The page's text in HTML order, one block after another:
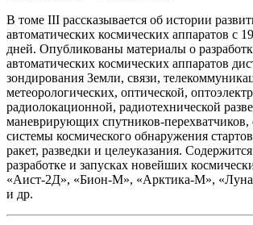
В томе III рассказывается об истории
автоматических космических аппаратов с
дней. Опубликованы материалы о
автоматических космических аппаратов
зондирования Земли, связи,
метеорологических, оптической,
радиолокационной, радиотехнической
маневрирующих спутников-перехватчиков,
системы космического обнаружения
ракет, разведки и целеуказания.
разработке и запусках новейших
«Аист-2Д», «Бион-М», «Арктика-М»,
и др.